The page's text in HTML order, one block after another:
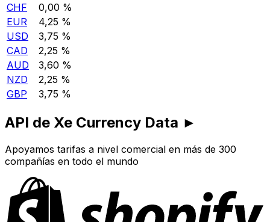
CHF
0,00 %
EUR
4,25 %
USD
3,75 %
CAD
2,25 %
AUD
3,60 %
NZD
2,25 %
GBP
3,75 %
API de Xe Currency Data ►
Apoyamos tarifas a nivel comercial en más de 300
compañías en todo el mundo